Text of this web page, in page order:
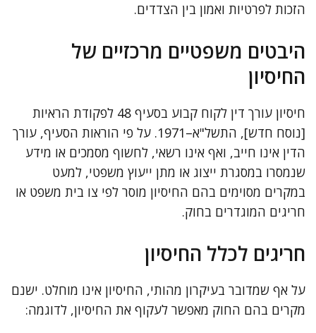
הזכות לפרטיות ואמון בין הצדדים.
היבטים משפטיים מרכזיים של
החיסיון
חיסיון עורך דין לקוח קבוע בסעיף 48 לפקודת הראיות
[נוסח חדש], התשל"א–1971. על פי הוראות הסעיף, עורך
הדין אינו חייב, ואף אינו רשאי, לחשוף מסמכים או מידע
שנמסרו במסגרת ייצוג או מתן ייעוץ משפטי, למעט
במקרים מסוימים בהם החיסיון מוסר לפי צו בית משפט או
חריגים המוגדרים בחוק.
חריגים לכלל החיסיון
על אף שמדובר בעיקרון מהותי, החיסיון אינו מוחלט. ישנם
מקרים בהם החוק מאפשר לעקוף את החיסיון, לדוגמה: